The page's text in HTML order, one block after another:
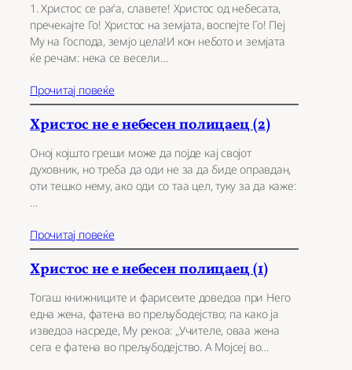
1. Христос се раѓа, славете! Христос од небесата,
пречекајте Го! Христос на земјата, воспејте Го! Пеј
Му на Господа, земјо цела!И кон небото и земјата
ќе речам: нека се весели…
Прочитај повеќе
Христос не е небесен полицаец (2)
Оној којшто греши може да појде кај својот
духовник, но треба да оди не за да биде оправдан,
оти тешко нему, ако оди со таа цел, туку за да каже:
…
Прочитај повеќе
Христос не е небесен полицаец (1)
Тогаш книжниците и фарисеите доведоа при Него
една жена, фатена во прељубодејство; па како ја
изведоа насреде, Му рекоа: „Учителе, оваа жена
сега е фатена во прељубодејство. А Мојсеј во…